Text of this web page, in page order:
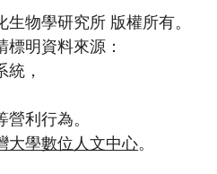
物學研究所 版權所有。
明資料來源：
統，
利行為。
大學數位人文中心。